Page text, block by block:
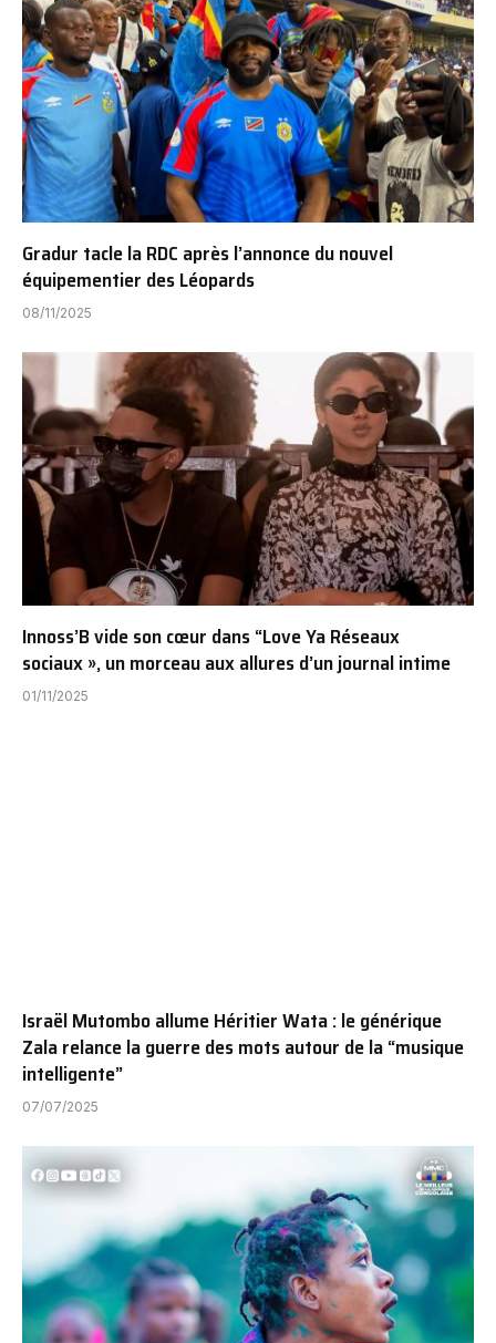
Gradur tacle la RDC après l’annonce du nouvel
équipementier des Léopards
08/11/2025
Innoss’B vide son cœur dans “Love Ya Réseaux
sociaux », un morceau aux allures d’un journal intime
01/11/2025
Israël Mutombo allume Héritier Wata : le générique
Zala relance la guerre des mots autour de la “musique
intelligente”
07/07/2025